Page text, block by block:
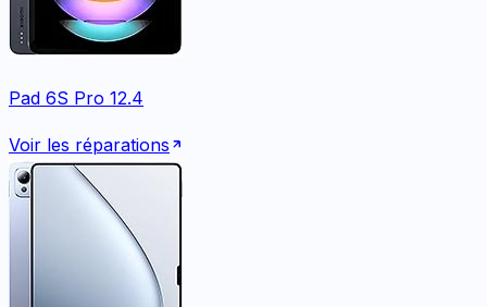
Pad 6S Pro 12.4
Voir les réparations